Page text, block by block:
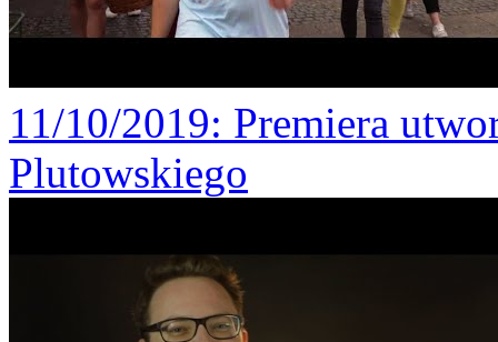
11/10/2019: Premiera
Plutowskiego